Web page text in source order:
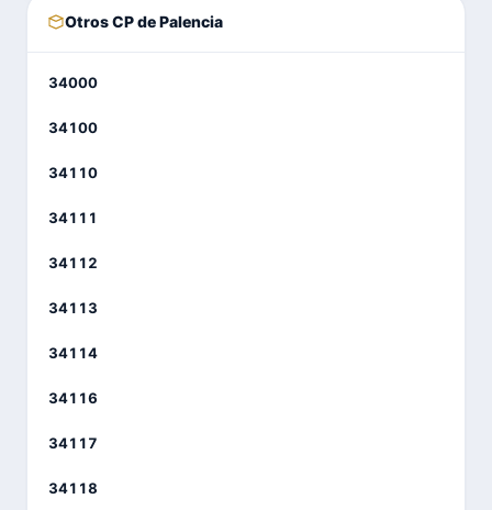
Otros CP de Palencia
34000
34100
34110
34111
34112
34113
34114
34116
34117
34118